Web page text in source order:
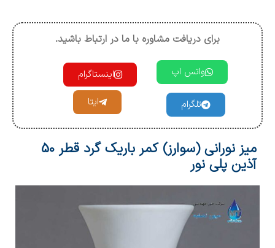
برای دریافت مشاوره با ما در ارتباط باشید.
واتس اپ اینستاگرام
تلگرام ایتا
میز نورانی (سوارز) کمر باریک گرد قطر 50
آذین پلی نور